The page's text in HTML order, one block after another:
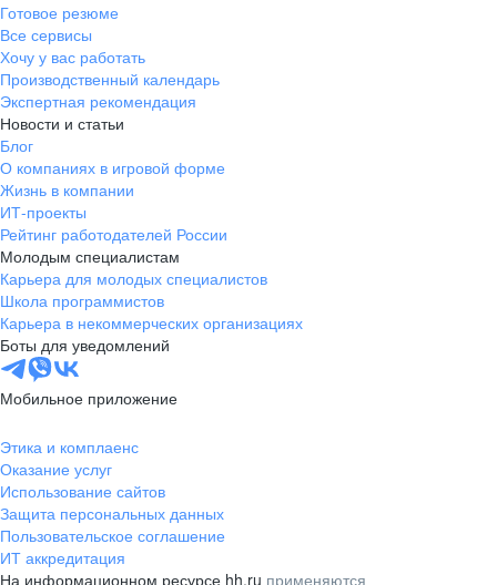
Готовое резюме
Все сервисы
Хочу у вас работать
Производственный календарь
Экспертная рекомендация
Новости и статьи
Блог
О компаниях в игровой форме
Жизнь в компании
ИТ-проекты
Рейтинг работодателей России
Молодым специалистам
Карьера для молодых специалистов
Школа программистов
Карьера в некоммерческих организациях
Боты для уведомлений
Мобильное приложение
Этика и комплаенс
Оказание услуг
Использование сайтов
Защита персональных данных
Пользовательское соглашение
ИТ аккредитация
На информационном ресурсе hh.ru применяются